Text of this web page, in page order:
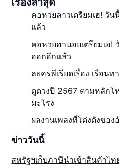
คอหวยลาวเตรียมเฮ! วั
แล้ว
คอหวยฮานอยเตรียมเฮ
ออกอีกแล้ว
ละครพีเรียดเรื่อง เรือน
ดูดวงปี 2567 ตามหลักโ
มะโรง
ผลงานเพลงที่โด่งดังขอ
ข่าววันนี้
สหรัฐฯเก็บภาษีนำเข้าสินค้าไ